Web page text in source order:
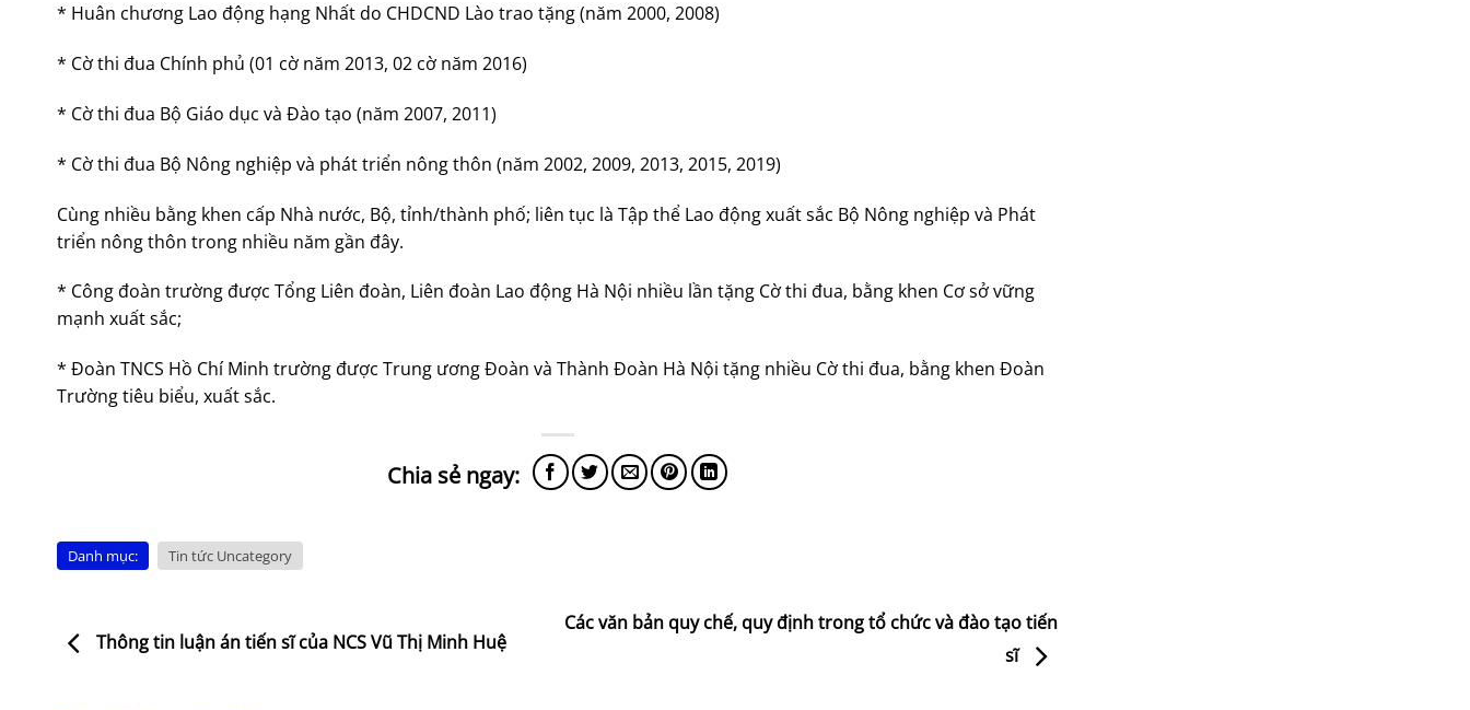
* Huân chương Lao động hạng Nhất do CHDCND Lào trao tặng (năm 2000, 2008)
* Cờ thi đua Chính phủ (01 cờ năm 2013, 02 cờ năm 2016)
* Cờ thi đua Bộ Giáo dục và Đào tạo (năm 2007, 2011)
* Cờ thi đua Bộ Nông nghiệp và phát triển nông thôn (năm 2002, 2009, 2013, 2015, 2019)
Cùng nhiều bằng khen cấp Nhà nước, Bộ, tỉnh/thành phố; liên tục là Tập thể Lao động xuất sắc Bộ Nông nghiệp và Phát
triển nông thôn trong nhiều năm gần đây.
* Công đoàn trường được Tổng Liên đoàn, Liên đoàn Lao động Hà Nội nhiều lần tặng Cờ thi đua, bằng khen Cơ sở vững
mạnh xuất sắc;
* Đoàn TNCS Hồ Chí Minh trường được Trung ương Đoàn và Thành Đoàn Hà Nội tặng nhiều Cờ thi đua, bằng khen Đoàn
Trường tiêu biểu, xuất sắc.
Danh mục: Tin tức Uncategory
Thông tin luận án tiến sĩ của NCS Vũ Thị Minh Huệ
Các văn bản quy chế, quy định trong tổ chức và đào tạo tiến
sĩ